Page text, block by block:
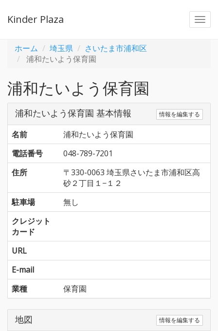
Kinder Plaza
ホーム 埼玉県
さいたま市浦和区
浦和たいよう保育園
浦和たいよう保育園
浦和たいよう保育園 基本情報 情報を編集する
名前
浦和たいよう保育園
電話番号
048-789-7201
住所
〒330-0063 埼玉県さいたま市浦和区高
砂２丁目１−１２
駐車場
無し
クレジット
カード
URL
E-mail
業種
保育園
地図 情報を編集する